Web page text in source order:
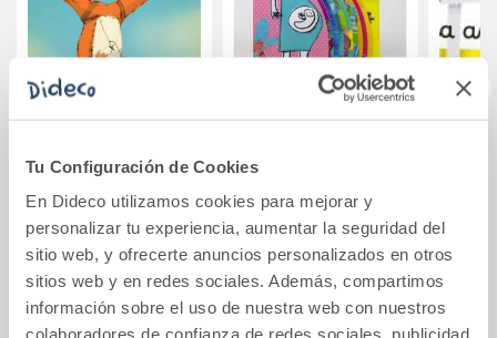
Tu Configuración de Cookies
En Dideco utilizamos cookies para mejorar y
personalizar tu experiencia, aumentar la seguridad del
sitio web, y ofrecerte anuncios personalizados en otros
sitios web y en redes sociales. Además, compartimos
información sobre el uso de nuestra web con nuestros
colaboradores de confianza de redes sociales, publicidad
paracaidista
15,95€
Comprar
16,95€
Comprar